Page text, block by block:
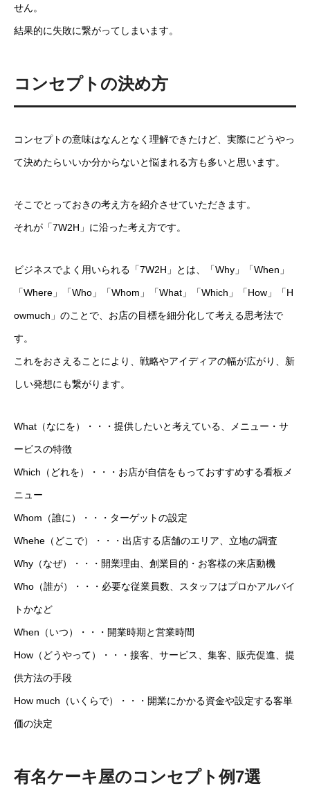
せん。
結果的に失敗に繋がってしまいます。
コンセプトの決め方
コンセプトの意味はなんとなく理解できたけど、実際にどうやっ
て決めたらいいか分からないと悩まれる方も多いと思います。
そこでとっておきの考え方を紹介させていただきます。
それが「7W2H」に沿った考え方です。
ビジネスでよく用いられる「7W2H」とは、「Why」「When」
「Where」「Who」「Whom」「What」「Which」「How」「H
owmuch」のことで、お店の目標を細分化して考える思考法で
す。
これをおさえることにより、戦略やアイディアの幅が広がり、新
しい発想にも繋がります。
What（なにを）・・・提供したいと考えている、メニュー・サ
ービスの特徴
Which（どれを）・・・お店が自信をもっておすすめする看板メ
ニュー
Whom（誰に）・・・ターゲットの設定
Whehe（どこで）・・・出店する店舗のエリア、立地の調査
Why（なぜ）・・・開業理由、創業目的・お客様の来店動機
Who（誰が）・・・必要な従業員数、スタッフはプロかアルバイ
トかなど
When（いつ）・・・開業時期と営業時間
How（どうやって）・・・接客、サービス、集客、販売促進、提
供方法の手段
How much（いくらで）・・・開業にかかる資金や設定する客単
価の決定
有名ケーキ屋のコンセプト例7選